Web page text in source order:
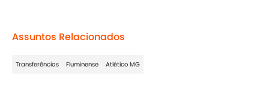
Assuntos Relacionados
Transferências Fluminense Atlético MG